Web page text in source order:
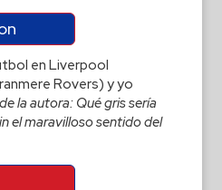
en Liverpool
Rovers) y yo
la autora: Qué gris sería
el maravilloso sentido del